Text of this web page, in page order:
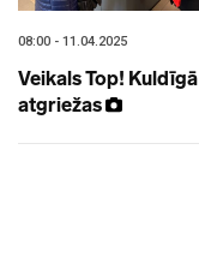
08:00 - 11.04.2025
Veikals Top! Kuldīgā
atgriežas